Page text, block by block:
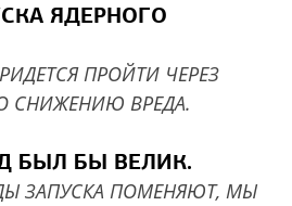
ЯДЕРНОГО
ПРОЙТИ ЧЕРЕЗ
СНИЖЕНИЮ ВРЕДА.
БЫЛ БЫ ВЕЛИК.
ЗАПУСКА ПОМЕНЯЮТ, МЫ